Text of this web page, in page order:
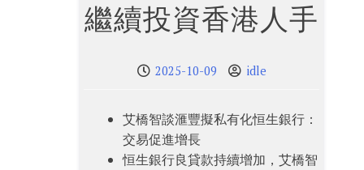
繼續投資香港人手
2025-10-09 idle
艾橋智談滙豐擬私有化恒生銀行：
交易促進增長
恒生銀行良貸款持續增加，艾橋智